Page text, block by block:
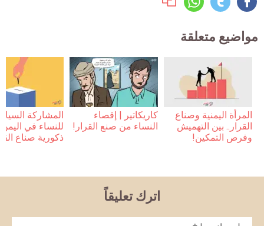
مواضيع متعلقة
المرأة اليمنية وصناع
القرار.. بين التهميش
وفرص التمكين!
كاريكاتير | إقصاء
النساء من صنع القرار!
المشاركة
للنساء في
ذكورية صناع
اترك تعليقاً